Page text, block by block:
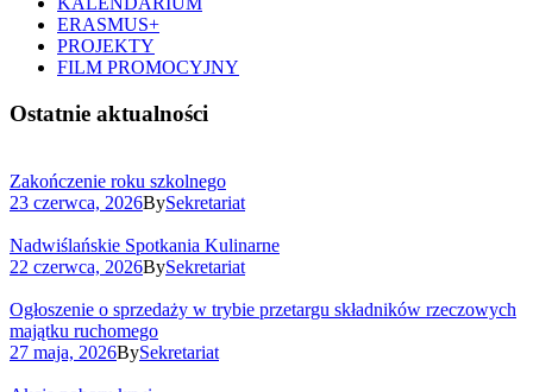
ERASMUS+
PROJEKTY
FILM PROMOCYJNY
Ostatnie aktualności
Zakończenie roku szkolnego
23 czerwca, 2026BySekretariat
Nadwiślańskie Spotkania Kulinarne
22 czerwca, 2026BySekretariat
Ogłoszenie o sprzedaży w trybie przetargu składników rzeczowych
majątku ruchomego
27 maja, 2026BySekretariat